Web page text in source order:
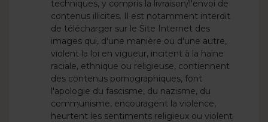
techniques, y compris la livraison/l'envoi de
contenus illicites. Il est notamment interdit
de télécharger sur le Site Internet des
images qui, d'une manière ou d'une autre,
violent la loi en vigueur, incitent à la haine
raciale, ethnique ou religieuse, contiennent
des contenus pornographiques, font
l'apologie du fascisme, du nazisme, du
communisme, encouragent la violence,
heurtent les sentiments religieux ou violent